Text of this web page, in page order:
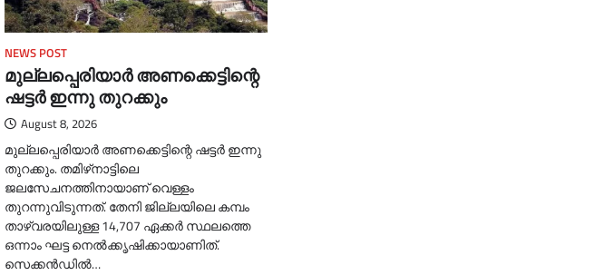
NEWS POST
മുല്ലപ്പെരിയാര്‍ അണക്കെട്ടിന്റെ
ഷട്ടര്‍ ഇന്നു തുറക്കും
August 8, 2026
മുല്ലപ്പെരിയാര്‍ അണക്കെട്ടിന്റെ ഷട്ടര്‍ ഇന്നു
തുറക്കും. തമിഴ്‌നാട്ടിലെ
ജലസേചനത്തിനായാണ് വെള്ളം
തുറന്നുവിടുന്നത്. തേനി ജില്ലയിലെ കമ്പം
താഴ്വരയിലുള്ള 14,707 ഏക്കര്‍ സ്ഥലത്തെ
ഒന്നാം ഘട്ട നെല്‍ക്കൃഷിക്കായാണിത്.
സെക്കന്‍ഡില്‍…